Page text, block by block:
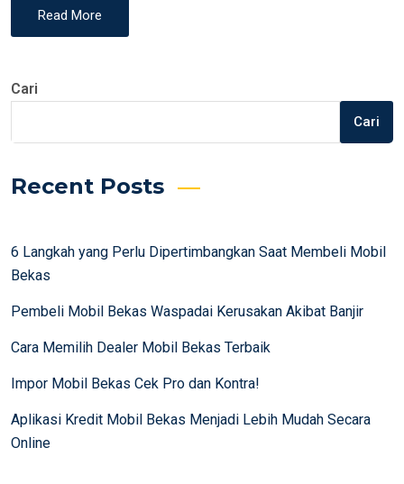
Read More
Cari
Cari
Recent Posts
6 Langkah yang Perlu Dipertimbangkan Saat Membeli Mobil
Bekas
Pembeli Mobil Bekas Waspadai Kerusakan Akibat Banjir
Cara Memilih Dealer Mobil Bekas Terbaik
Impor Mobil Bekas Cek Pro dan Kontra!
Aplikasi Kredit Mobil Bekas Menjadi Lebih Mudah Secara
Online